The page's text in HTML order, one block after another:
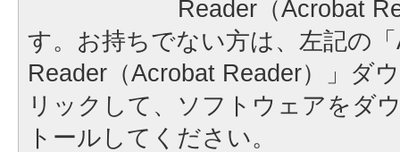
Reader（Acrobat
す。お持ちでない方は、左記の
Reader（Acrobat Reader）」ダ
リックして、ソフトウェアをダ
トールしてください。